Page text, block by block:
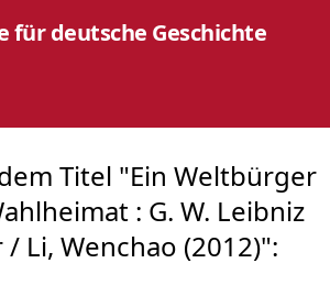
für deutsche Geschichte
Titel "Ein Weltbürger
: G. W. Leibniz
Li, Wenchao (2012)":